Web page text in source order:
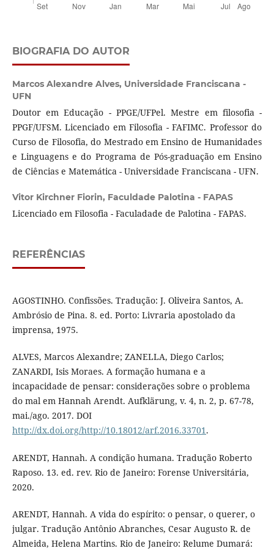
BIOGRAFIA DO AUTOR
Marcos Alexandre Alves, Universidade Franciscana -
UFN
Doutor em Educação - PPGE/UFPel. Mestre em filosofia -
PPGF/UFSM. Licenciado em Filosofia - FAFIMC. Professor do
Curso de Filosofia, do Mestrado em Ensino de Humanidades
e Linguagens e do Programa de Pós-graduação em Ensino
de Ciências e Matemática - Universidade Franciscana - UFN.
Vitor Kirchner Fiorin, Faculdade Palotina - FAPAS
Licenciado em Filosofia - Faculadade de Palotina - FAPAS.
REFERÊNCIAS
AGOSTINHO. Confissões. Tradução: J. Oliveira Santos, A.
Ambrósio de Pina. 8. ed. Porto: Livraria apostolado da
imprensa, 1975.
ALVES, Marcos Alexandre; ZANELLA, Diego Carlos;
ZANARDI, Isis Moraes. A formação humana e a
incapacidade de pensar: considerações sobre o problema
do mal em Hannah Arendt. Aufklärung, v. 4, n. 2, p. 67-78,
mai./ago. 2017. DOI
http://dx.doi.org/http://10.18012/arf.2016.33701.
ARENDT, Hannah. A condição humana. Tradução Roberto
Raposo. 13. ed. rev. Rio de Janeiro: Forense Universitária,
2020.
ARENDT, Hannah. A vida do espírito: o pensar, o querer, o
julgar. Tradução Antônio Abranches, Cesar Augusto R. de
Almeida, Helena Martins. Rio de Janeiro: Relume Dumará: